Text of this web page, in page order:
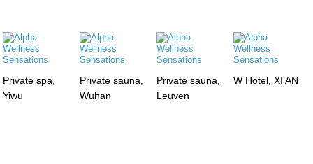
Private spa,
Yiwu
Private sauna,
Wuhan
Private sauna,
Leuven
W Hotel, XI’AN